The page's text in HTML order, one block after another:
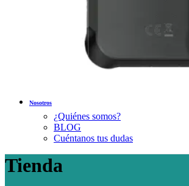
Nosotros
¿Quiénes somos?
BLOG
Cuéntanos tus dudas
Tienda